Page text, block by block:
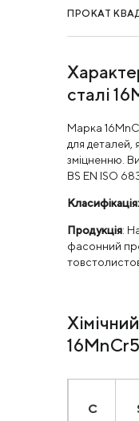
ПРОКАТ
сталі
Марка
для деталей,
зміцненню.
BS EN ISO
Класифікація:
Продукція:
фасонний
С